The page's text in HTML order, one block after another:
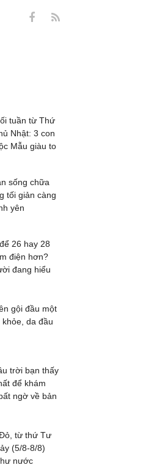
tuần từ Thứ
Nhật: 3 con
Mẫu giàu to
sống chữa
tối giản càng
yên
26 hay 28
điện hơn?
đang hiểu
gội đầu một
khỏe, da đầu
trời bạn thấy
để khám
ngờ về bản
từ thứ Tư
(5/8-8/8)
nước